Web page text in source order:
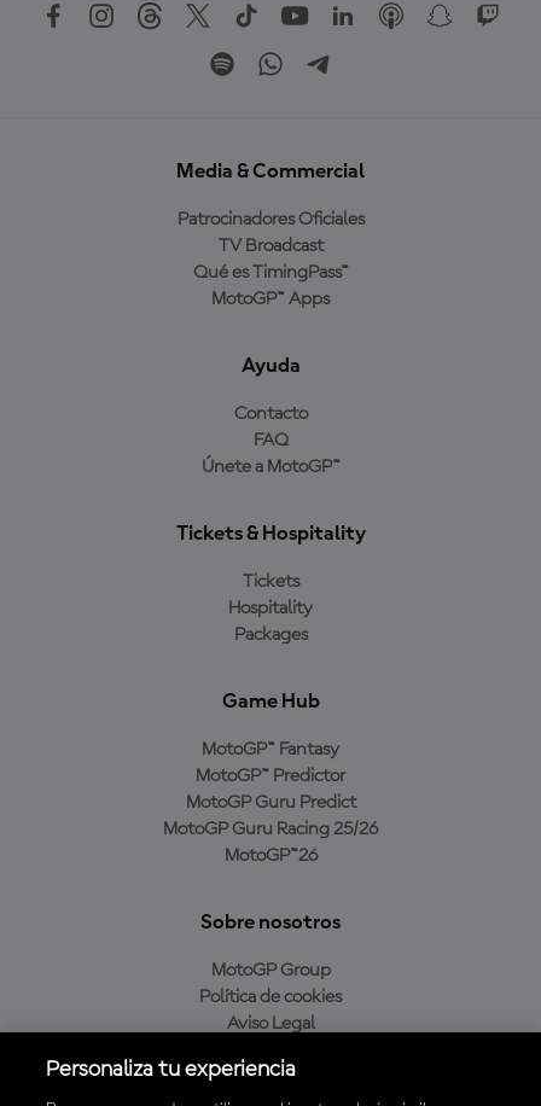
Media & Commercial
Patrocinadores Oficiales
TV Broadcast
Qué es TimingPass™
MotoGP™ Apps
Ayuda
Contacto
FAQ
Únete a MotoGP™
Tickets & Hospitality
Tickets
Hospitality
Packages
Game Hub
MotoGP™ Fantasy
MotoGP™ Predictor
MotoGP Guru Predict
MotoGP Guru Racing 25/26
MotoGP™26
Sobre nosotros
MotoGP Group
Política de cookies
Aviso Legal
Política de compra
Personaliza tu experiencia